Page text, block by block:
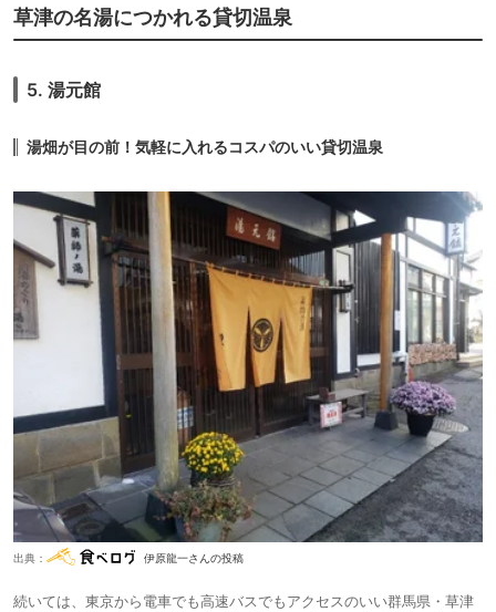
草津の名湯につかれる貸切温泉
5. 湯元館
湯畑が目の前！気軽に入れるコスパのいい貸切温泉
出典： 伊原龍一さんの投稿
続いては、東京から電車でも高速バスでもアクセスのいい群馬県・草津